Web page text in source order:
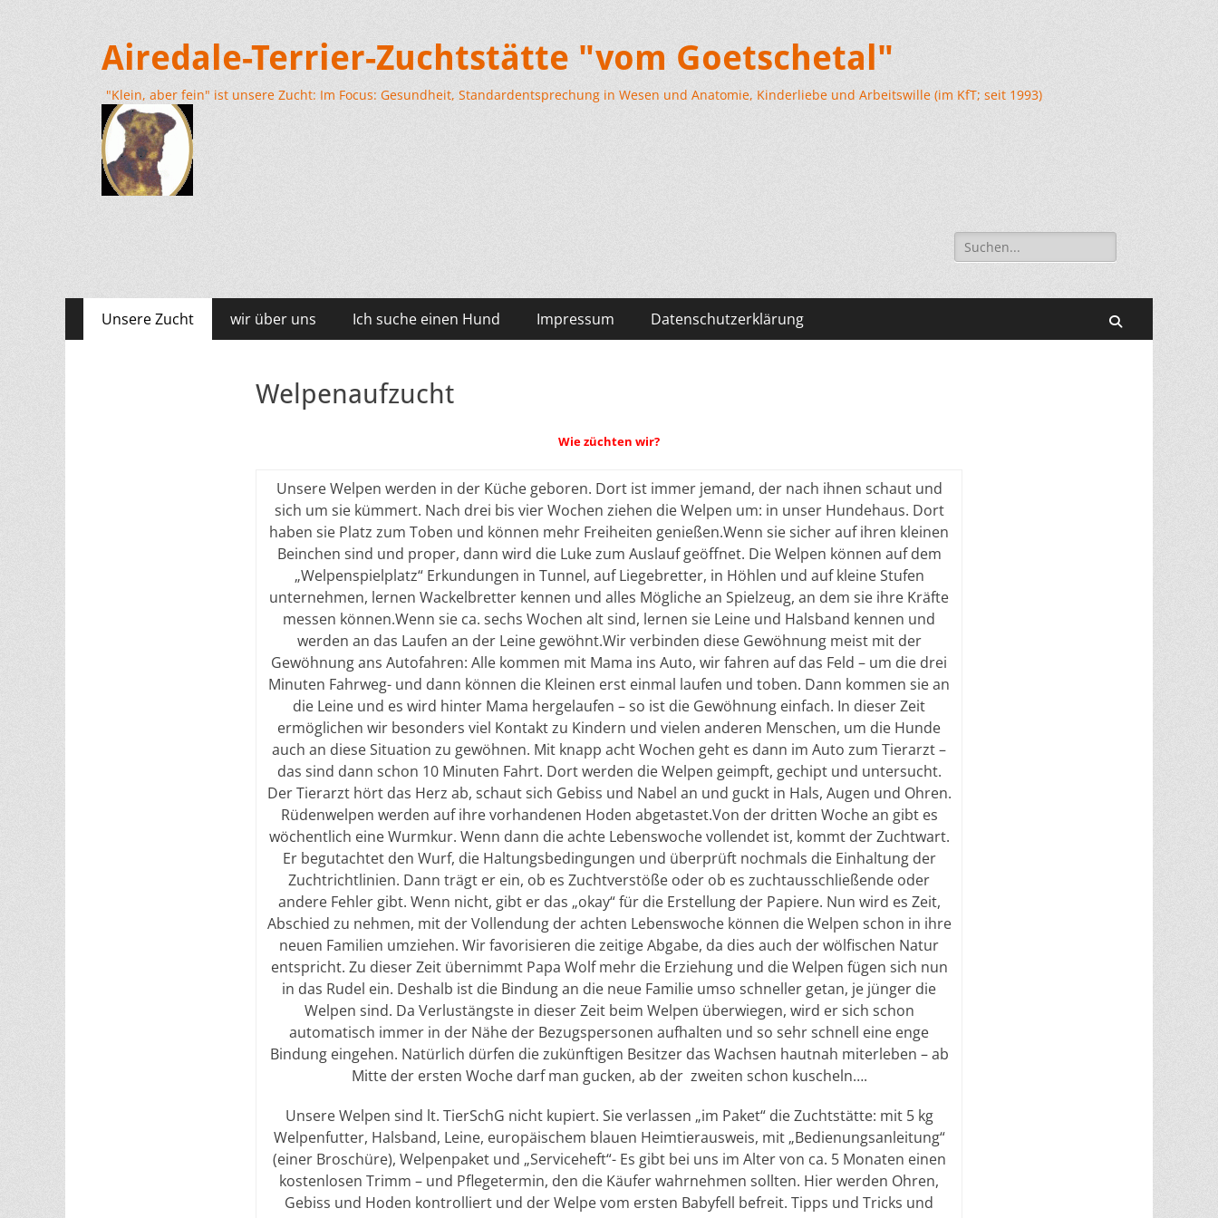
Airedale-Terrier-Zuchtstätte "vom Goetschetal"
"Klein, aber fein" ist unsere Zucht: Im Focus: Gesundheit, Standardentsprechung in Wesen und Anatomie, Kinderliebe und Arbeitswille (im KfT; seit 1993)
Suchen
nach:
Primäres
Menü
Inhalt
Unsere Zucht wir über uns Ich suche einen Hund Impressum Datenschutzerklärung
Welpenaufzucht
Wie züchten wir?
Unsere Welpen werden in der Küche geboren. Dort ist immer jemand, der nach ihnen schaut und
sich um sie kümmert. Nach drei bis vier Wochen ziehen die Welpen um: in unser Hundehaus. Dort
haben sie Platz zum Toben und können mehr Freiheiten genießen.Wenn sie sicher auf ihren kleinen
Beinchen sind und proper, dann wird die Luke zum Auslauf geöffnet. Die Welpen können auf dem
„Welpenspielplatz“ Erkundungen in Tunnel, auf Liegebretter, in Höhlen und auf kleine Stufen
unternehmen, lernen Wackelbretter kennen und alles Mögliche an Spielzeug, an dem sie ihre Kräfte
messen können.Wenn sie ca. sechs Wochen alt sind, lernen sie Leine und Halsband kennen und
werden an das Laufen an der Leine gewöhnt.Wir verbinden diese Gewöhnung meist mit der
Gewöhnung ans Autofahren: Alle kommen mit Mama ins Auto, wir fahren auf das Feld – um die drei
Minuten Fahrweg- und dann können die Kleinen erst einmal laufen und toben. Dann kommen sie an
die Leine und es wird hinter Mama hergelaufen – so ist die Gewöhnung einfach. In dieser Zeit
ermöglichen wir besonders viel Kontakt zu Kindern und vielen anderen Menschen, um die Hunde
auch an diese Situation zu gewöhnen. Mit knapp acht Wochen geht es dann im Auto zum Tierarzt –
das sind dann schon 10 Minuten Fahrt. Dort werden die Welpen geimpft, gechipt und untersucht.
Der Tierarzt hört das Herz ab, schaut sich Gebiss und Nabel an und guckt in Hals, Augen und Ohren.
Rüdenwelpen werden auf ihre vorhandenen Hoden abgetastet.Von der dritten Woche an gibt es
wöchentlich eine Wurmkur. Wenn dann die achte Lebenswoche vollendet ist, kommt der Zuchtwart.
Er begutachtet den Wurf, die Haltungsbedingungen und überprüft nochmals die Einhaltung der
Zuchtrichtlinien. Dann trägt er ein, ob es Zuchtverstöße oder ob es zuchtausschließende oder
andere Fehler gibt. Wenn nicht, gibt er das „okay“ für die Erstellung der Papiere. Nun wird es Zeit,
Abschied zu nehmen, mit der Vollendung der achten Lebenswoche können die Welpen schon in ihre
neuen Familien umziehen. Wir favorisieren die zeitige Abgabe, da dies auch der wölfischen Natur
entspricht. Zu dieser Zeit übernimmt Papa Wolf mehr die Erziehung und die Welpen fügen sich nun
in das Rudel ein. Deshalb ist die Bindung an die neue Familie umso schneller getan, je jünger die
Welpen sind. Da Verlustängste in dieser Zeit beim Welpen überwiegen, wird er sich schon
automatisch immer in der Nähe der Bezugspersonen aufhalten und so sehr schnell eine enge
Bindung eingehen. Natürlich dürfen die zukünftigen Besitzer das Wachsen hautnah miterleben – ab
Mitte der ersten Woche darf man gucken, ab der zweiten schon kuscheln….
Unsere Welpen sind lt. TierSchG nicht kupiert. Sie verlassen „im Paket“ die Zuchtstätte: mit 5 kg
Welpenfutter, Halsband, Leine, europäischem blauen Heimtierausweis, mit „Bedienungsanleitung“
(einer Broschüre), Welpenpaket und „Serviceheft“- Es gibt bei uns im Alter von ca. 5 Monaten einen
kostenlosen Trimm – und Pflegetermin, den die Käufer wahrnehmen sollten. Hier werden Ohren,
Gebiss und Hoden kontrolliert und der Welpe vom ersten Babyfell befreit. Tipps und Tricks und